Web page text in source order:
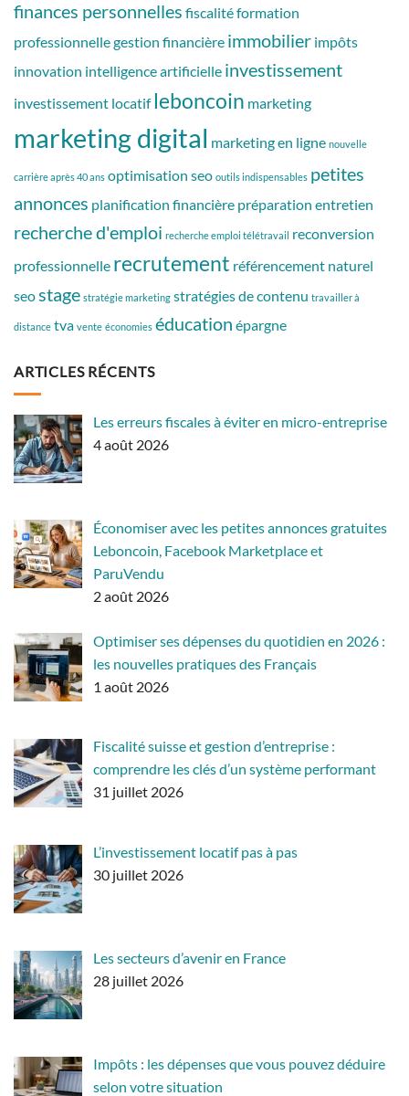
finances personnelles fiscalitéformation
professionnellegestion financière immobilier impôts
innovation intelligence artificielle investissement
investissement locatif leboncoin marketing
marketing digital marketing en ligne nouvelle
carrière après 40 ans optimisation seo outils indispensables petites
annonces planification financière préparation entretien
recherche d'emploi recherche emploi télétravail
reconversion
professionnelle recrutement référencement naturel
seostage stratégie marketing stratégies de contenu travailler à
distance tva vente économies éducation épargne
ARTICLES RÉCENTS
Les erreurs fiscales à éviter en micro-entreprise
4 août 2026
Économiser avec les petites annonces gratuites
Leboncoin, Facebook Marketplace et
ParuVendu
2 août 2026
Optimiser ses dépenses du quotidien en 2026 :
les nouvelles pratiques des Français
1 août 2026
Fiscalité suisse et gestion d’entreprise :
comprendre les clés d’un système performant
31 juillet 2026
L’investissement locatif pas à pas
30 juillet 2026
Les secteurs d’avenir en France
28 juillet 2026
Impôts : les dépenses que vous pouvez déduire
selon votre situation